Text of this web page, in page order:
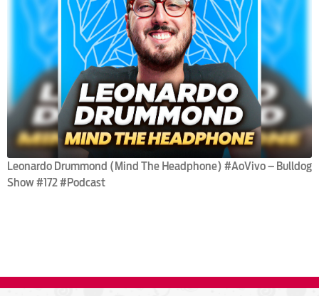
Leonardo Drummond (Mind The Headphone) #AoVivo – Bulldog
Show #172 #Podcast